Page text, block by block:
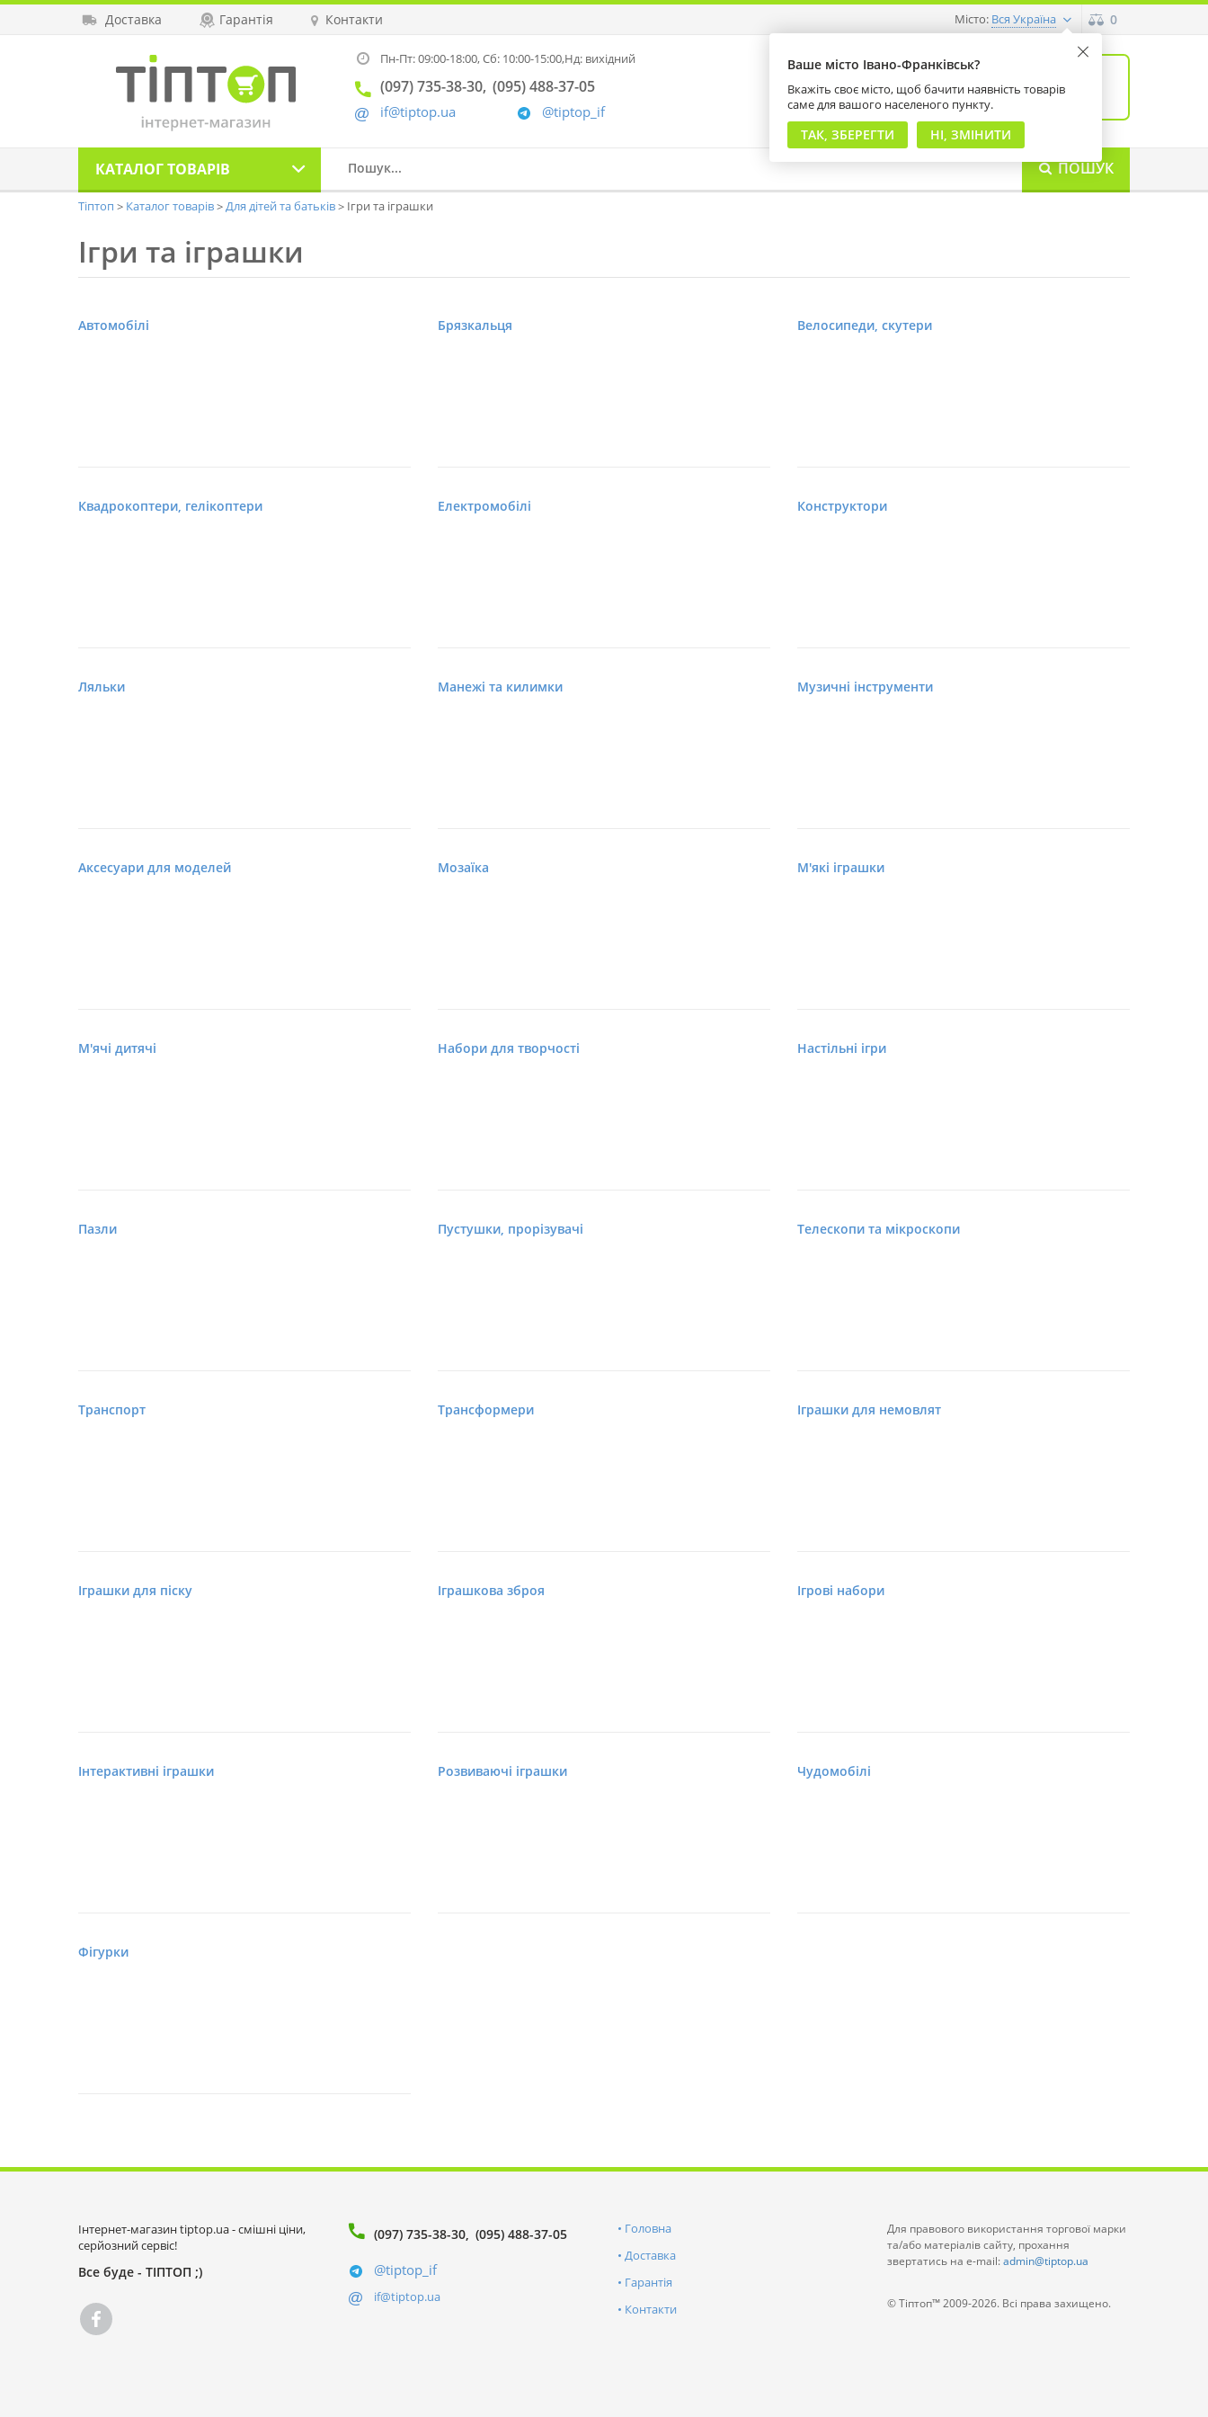
Доставка Гарантія Контакти
Ваше місто Івано-Франківськ?
Вкажіть своє місто, щоб бачити наявність товарів
саме для вашого населеного пункту.
ТАК, ЗБЕРЕГТИ НІ, ЗМІНИТИ
Місто: Вся Україна 0
Пн-Пт: 09:00-18:00,Сб: 10:00-15:00,Нд: вихідний
(097) 735-38-30 (095) 488-37-05
@tiptop_if
if@tiptop.ua
0
на суму 0 грн
КАТАЛОГТОВАРІВ ПОШУК
Тіптоп Каталог товарів Для дітей та батьків Ігри та іграшки
Ігри та іграшки
Автомобілі Брязкальця Велосипеди, скутери
Квадрокоптери, гелікоптери Електромобілі Конструктори
Ляльки Манежі та килимки Музичні інструменти
Аксесуари для моделей Мозаїка М'які іграшки
М'ячі дитячі Набори для творчості Настільні ігри
Пазли Пустушки, прорізувачі Телескопи та мікроскопи
Транспорт Трансформери Іграшки для немовлят
Іграшки для піску Іграшкова зброя Ігрові набори
Інтерактивні іграшки Розвиваючі іграшки Чудомобілі
Фігурки
Інтернет-магазин tiptop.ua - смішні ціни,
серйозний сервіс!
Все буде - ТІПТОП ;)
(097) 735-38-30 (095) 488-37-05
@tiptop_if
if@tiptop.ua
Головна
Доставка
Гарантія
Контакти
Для правового використання торгової марки
та/або матеріалів сайту, прохання
звертатись на e-mail:admin@tiptop.ua
© Тіптоп™ 2009-2026. Всі права захищено.